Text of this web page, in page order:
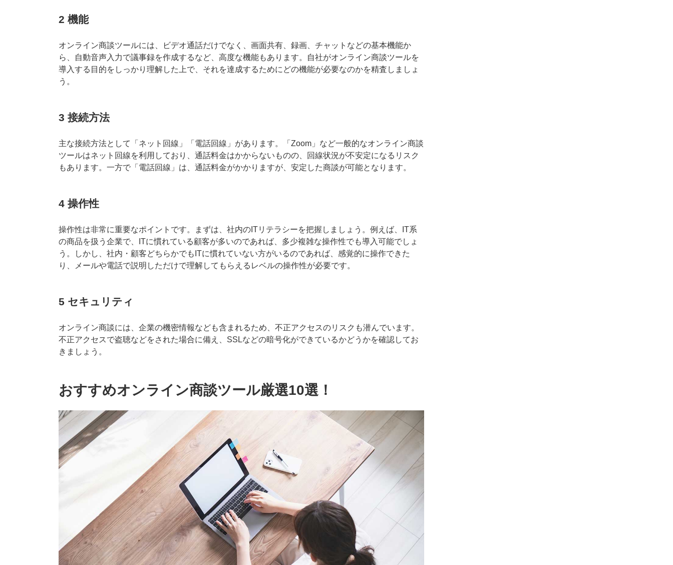
2 機能
オンライン商談ツールには、ビデオ通話だけでなく、画面共有、録画、チャットなどの基本機能か
ら、自動音声入力で議事録を作成するなど、高度な機能もあります。自社がオンライン商談ツールを
導入する目的をしっかり理解した上で、それを達成するためにどの機能が必要なのかを精査しましょ
う。
3 接続方法
主な接続方法として「ネット回線」「電話回線」があります。「Zoom」など一般的なオンライン商談
ツールはネット回線を利用しており、通話料金はかからないものの、回線状況が不安定になるリスク
もあります。一方で「電話回線」は、通話料金がかかりますが、安定した商談が可能となります。
4 操作性
操作性は非常に重要なポイントです。まずは、社内のITリテラシーを把握しましょう。例えば、IT系
の商品を扱う企業で、ITに慣れている顧客が多いのであれば、多少複雑な操作性でも導入可能でしょ
う。しかし、社内・顧客どちらかでもITに慣れていない方がいるのであれば、感覚的に操作できた
り、メールや電話で説明しただけで理解してもらえるレベルの操作性が必要です。
5 セキュリティ
オンライン商談には、企業の機密情報なども含まれるため、不正アクセスのリスクも潜んでいます。
不正アクセスで盗聴などをされた場合に備え、SSLなどの暗号化ができているかどうかを確認してお
きましょう。
おすすめオンライン商談ツール厳選10選！